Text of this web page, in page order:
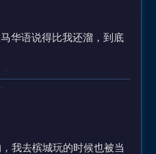
华语说得比我还溜，到底
我去槟城玩的时候也被当